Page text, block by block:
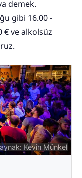
demek.
gibi 16.00 -
€ ve alkolsüz
Kevin Münkel